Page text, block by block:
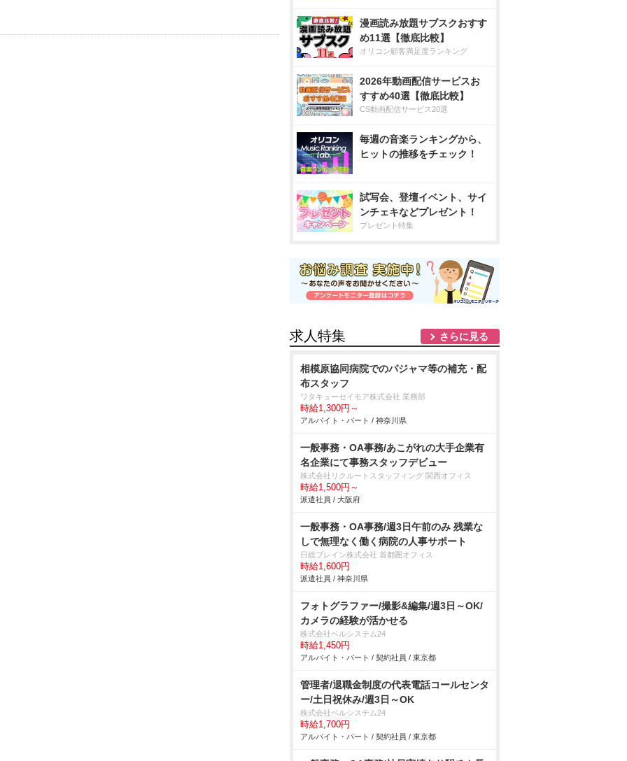
漫画読み放題サブスクおすす
め11選【徹底比較】
オリコン顧客満足度ランキング
2026年動画配信サービスお
すすめ40選【徹底比較】
CS動画配信サービス20選
毎週の音楽ランキングから、
ヒットの推移をチェック！
試写会、登壇イベント、サイ
ンチェキなどプレゼント！
プレゼント特集
求人特集 さらに見る
相模原協同病院でのパジャマ等の補充・配
布スタッフ
ワタキューセイモア株式会社 業務部
時給1,300円～
アルバイト・パート / 神奈川県
一般事務・OA事務/あこがれの大手企業有
名企業にて事務スタッフデビュー
株式会社リクルートスタッフィング 関西オフィス
時給1,500円～
派遣社員 / 大阪府
一般事務・OA事務/週3日午前のみ 残業な
しで無理なく働く病院の人事サポート
日総ブレイン株式会社 首都圏オフィス
時給1,600円
派遣社員 / 神奈川県
フォトグラファー/撮影&編集/週3日～OK/
カメラの経験が活かせる
株式会社ベルシステム24
時給1,450円
アルバイト・パート / 契約社員 / 東京都
管理者/退職金制度の代表電話コールセンタ
ー/土日祝休み/週3日～OK
株式会社ベルシステム24
時給1,700円
アルバイト・パート / 契約社員 / 東京都